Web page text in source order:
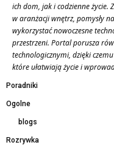
ich dom, jak i codzienne życie.
w aranżacji wnętrz, pomysły
wykorzystać nowoczesne
przestrzeni. Portal porusza
technologicznymi, dzięki
które ułatwiają życie i
Poradniki
Ogolne
blogs
Rozrywka